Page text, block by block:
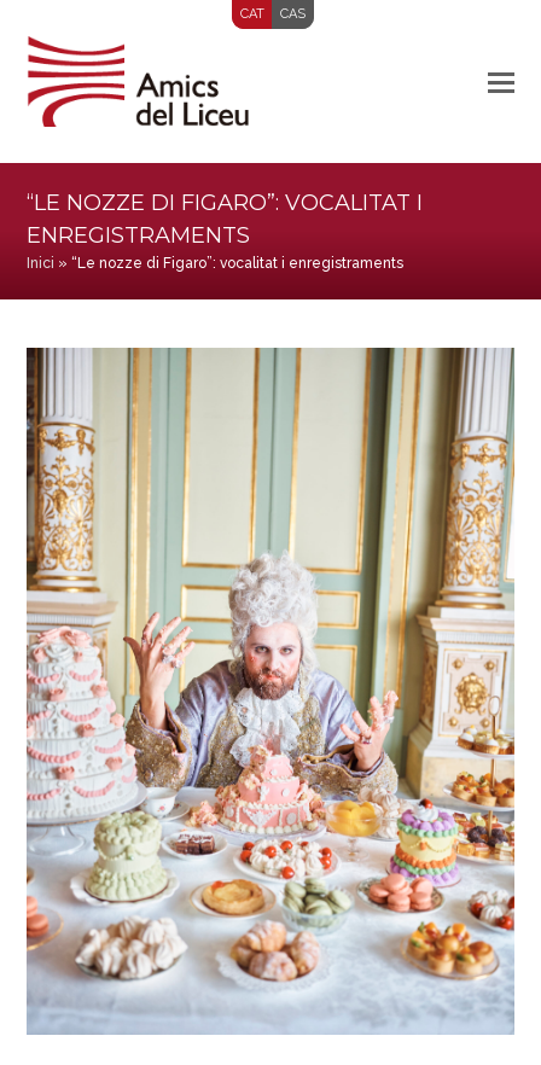
CAT CAS
“LE NOZZE DI FIGARO”: VOCALITAT I
ENREGISTRAMENTS
Inici »“Le nozze di Figaro”: vocalitat i enregistraments